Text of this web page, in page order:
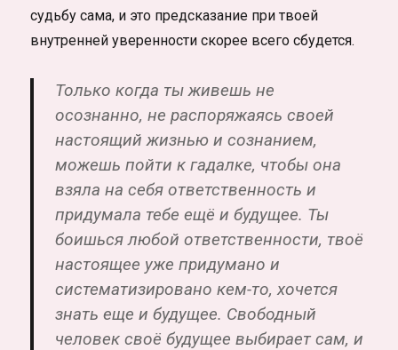
судьбу сама, и это предсказание при твоей
внутренней уверенности скорее всего сбудется.
Только когда ты живешь не
осознанно, не распоряжаясь своей
настоящий жизнью и сознанием,
можешь пойти к гадалке, чтобы она
взяла на себя ответственность и
придумала тебе ещё и будущее. Ты
боишься любой ответственности, твоё
настоящее уже придумано и
систематизировано кем-то, хочется
знать еще и будущее. Свободный
человек своё будущее выбирает сам, и